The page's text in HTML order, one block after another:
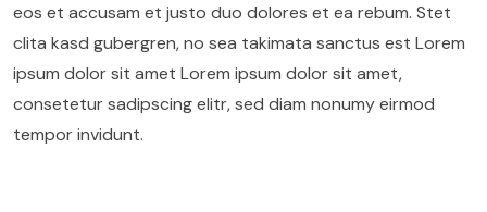
eos et accusam et justo duo dolores et ea rebum. Stet
clita kasd gubergren, no sea takimata sanctus est Lorem
ipsum dolor sit amet Lorem ipsum dolor sit amet,
consetetur sadipscing elitr, sed diam nonumy eirmod
tempor invidunt.